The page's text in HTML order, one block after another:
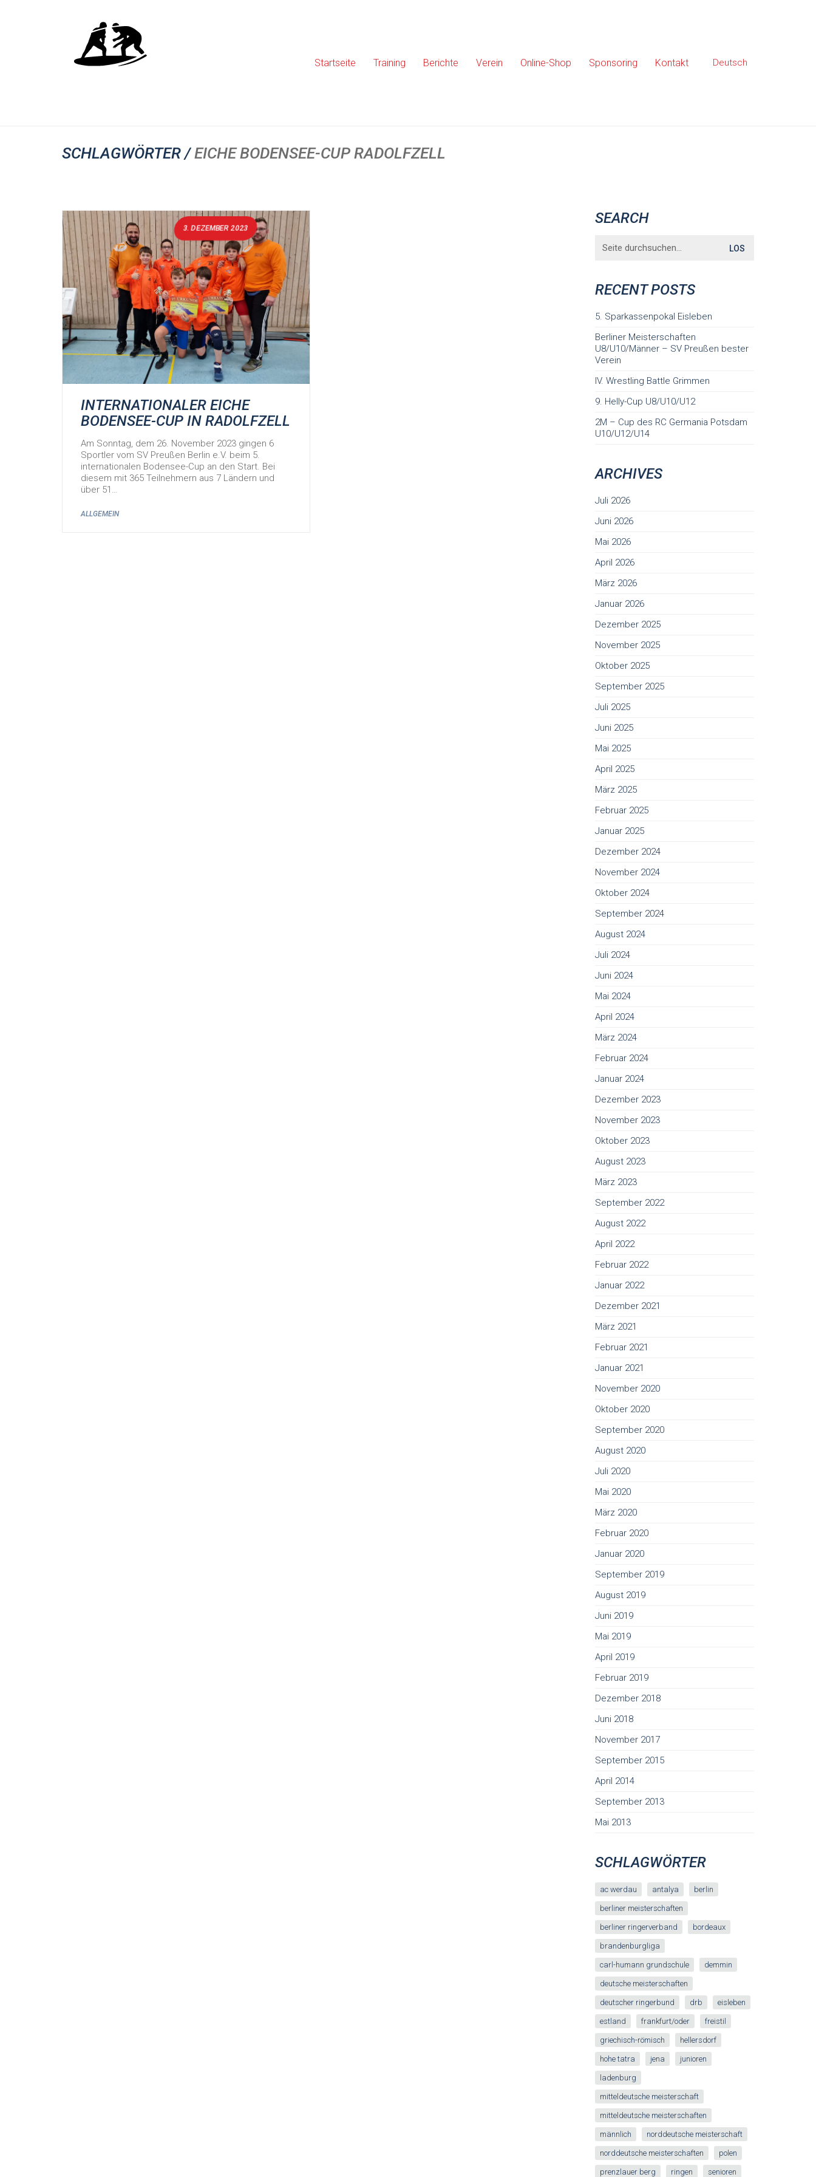
Startseite Training Berichte Verein Online-Shop Sponsoring Kontakt Deutsch
SCHLAGWÖRTER /EICHE BODENSEE-CUP RADOLFZELL
INTERNATIONALER EICHE
BODENSEE-CUP IN RADOLFZELL
Am Sonntag, dem 26. November 2023 gingen 6
Sportler vom SV Preußen Berlin e.V. beim 5.
internationalen Bodensee-Cup an den Start. Bei
diesem mit 365 Teilnehmern aus 7 Ländern und
über 51…
3. DEZEMBER 2023
ALLGEMEIN
SEARCH
for:
RECENT POSTS
5. Sparkassenpokal Eisleben
Berliner Meisterschaften
U8/U10/Männer – SV Preußen bester
Verein
IV. Wrestling Battle Grimmen
9. Helly-Cup U8/U10/U12
2M – Cup des RC Germania Potsdam
U10/U12/U14
ARCHIVES
Juli 2026
Juni 2026
Mai 2026
April 2026
März 2026
Januar 2026
Dezember 2025
November 2025
Oktober 2025
September 2025
Juli 2025
Juni 2025
Mai 2025
April 2025
März 2025
Februar 2025
Januar 2025
Dezember 2024
November 2024
Oktober 2024
September 2024
August 2024
Juli 2024
Juni 2024
Mai 2024
April 2024
März 2024
Februar 2024
Januar 2024
Dezember 2023
November 2023
Oktober 2023
August 2023
März 2023
September 2022
August 2022
April 2022
Februar 2022
Januar 2022
Dezember 2021
März 2021
Februar 2021
Januar 2021
November 2020
Oktober 2020
September 2020
August 2020
Juli 2020
Mai 2020
März 2020
Februar 2020
Januar 2020
September 2019
August 2019
Juni 2019
Mai 2019
April 2019
Februar 2019
Dezember 2018
Juni 2018
November 2017
September 2015
April 2014
September 2013
Mai 2013
SCHLAGWÖRTER
ac werdau antalya berlin
berliner meisterschaften
berliner ringerverband bordeaux
brandenburgliga
carl-humann grundschule demmin
deutsche meisterschaften
deutscher ringerbund drb eisleben
estland frankfurt/oder freistil
griechisch-römisch hellersdorf
hohe tatra jena junioren
ladenburg
mitteldeutsche meisterschaft
mitteldeutsche meisterschaften
männlich norddeutsche meisterschaft
norddeutsche meisterschaften polen
prenzlauer berg ringen senioren